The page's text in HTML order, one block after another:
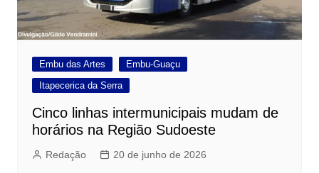
Embu das Artes
Embu-Guaçu
Itapecerica da Serra
Cinco linhas intermunicipais mudam de
horários na Região Sudoeste
Redação 20 de junho de 2026